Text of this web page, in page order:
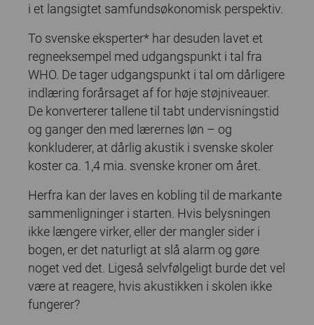
i et langsigtet samfundsøkonomisk perspektiv.
To svenske eksperter* har desuden lavet et
regneeksempel med udgangspunkt i tal fra
WHO. De tager udgangspunkt i tal om dårligere
indlæring forårsaget af for høje støjniveauer.
De konverterer tallene til tabt undervisningstid
og ganger den med lærernes løn – og
konkluderer, at dårlig akustik i svenske skoler
koster ca. 1,4 mia. svenske kroner om året.
Herfra kan der laves en kobling til de markante
sammenligninger i starten. Hvis belysningen
ikke længere virker, eller der mangler sider i
bogen, er det naturligt at slå alarm og gøre
noget ved det. Ligeså selvfølgeligt burde det vel
være at reagere, hvis akustikken i skolen ikke
fungerer?